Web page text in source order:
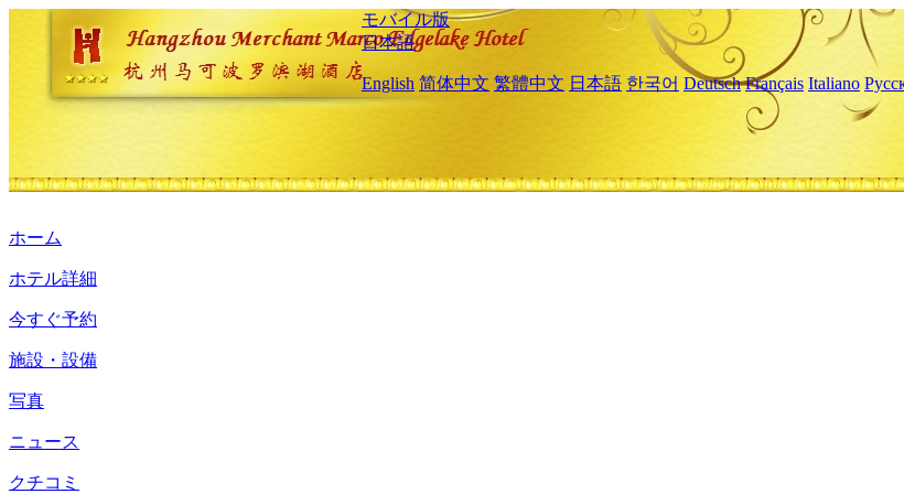
モバイル版
日本語
English 简体中文 繁體中文 日本語 한국어 Deutsch Français Italiano
ホーム
ホテル詳細
今すぐ予約
施設・設備
写真
ニュース
クチコミ